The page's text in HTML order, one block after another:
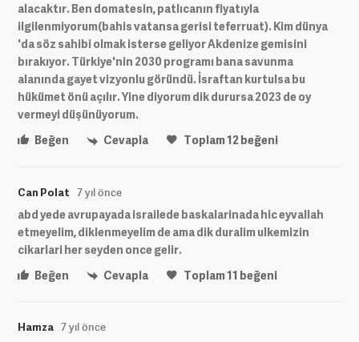
alacaktır. Ben domatesin, patlıcanın fiyatıyla
ilgilenmiyorum(bahis vatansa gerisi teferruat). Kim dünya
'da söz sahibi olmak isterse geliyor Akdenize gemisini
bırakıyor. Türkiye'nin 2030 programı bana savunma
alanında gayet vizyonlu göründü. İsraftan kurtulsa bu
hükümet önü açılır. Yine diyorum dik durursa 2023 de oy
vermeyi düşünüyorum.
Beğen
Cevapla Toplam12beğeni
Can Polat 7 yıl önce
abd yede avrupayada israilede baskalarinada hic eyvallah
etmeyelim, diklenmeyelim de ama dik duralim ulkemizin
cikarlari her seyden once gelir.
Beğen
Cevapla Toplam11 beğeni
Hamza 7 yıl önce